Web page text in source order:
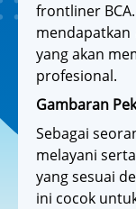
frontliner
mendapatkan
yang akan
profesional.
Gambaran
Sebagai
melayani
yang sesuai
ini cocok